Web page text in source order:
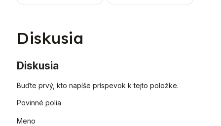
Diskusia
Diskusia
Buďte prvý, kto napíše príspevok k tejto položke.
Povinné polia
Meno